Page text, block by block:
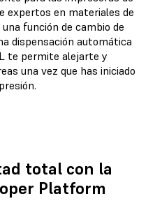
expertos en materiales de
función de cambio de
dispensación automática
te permite alejarte y
una vez que has iniciado
total con la
Platform